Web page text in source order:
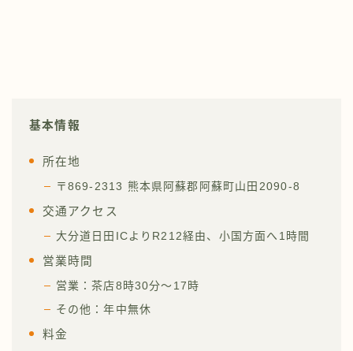
基本情報
所在地
〒869-2313 熊本県阿蘇郡阿蘇町山田2090-8
交通アクセス
大分道日田ICよりR212経由、小国方面へ1時間
営業時間
営業：茶店8時30分～17時
その他：年中無休
料金